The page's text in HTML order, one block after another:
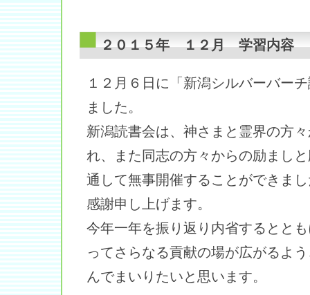
２０１５年 １２月 学習内容
１２月６日に「新潟シルバーバー
ました。
新潟読書会は、神さまと霊界の方
れ、また同志の方々からの励まし
通して無事開催することができま
感謝申し上げます。
今年一年を振り返り内省するとと
ってさらなる貢献の場が広がるよ
んでまいりたいと思います。